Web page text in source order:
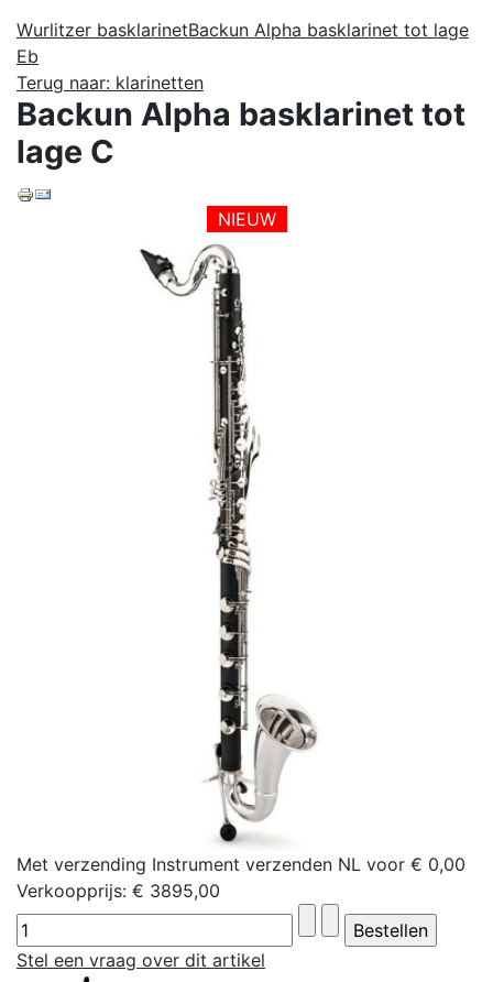
Wurlitzer basklarinetBackun Alpha basklarinet tot lage
Eb
Terug naar: klarinetten
Backun Alpha basklarinet tot
lage C
NIEUW
Met verzending Instrument verzenden NL voor € 0,00
Verkoopprijs: € 3895,00
Stel een vraag over dit artikel